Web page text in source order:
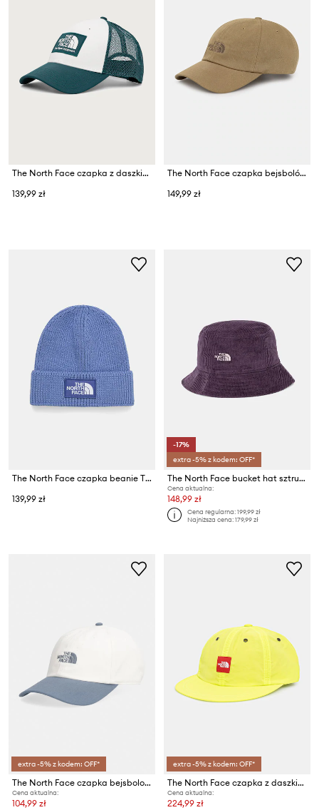
The North Face czapka z daszkiem trucker Mudder Trucker
139,99 zł
The North Face czapka bejsbolówka Norm
149,99 zł
The North Face czapka beanie TNF Logo Box
139,99 zł
-17%
extra -5% z kodem: OFF*
The North Face bucket hat sztruksowy Bucket
Cena aktualna:
148,99 zł
Cena regularna:199,99 zł
Najniższa cena:179,99 zł
extra -5% z kodem: OFF*
The North Face czapka bejsbolowa Roomy Norm Hat
Cena aktualna:
104,99 zł
extra -5% z kodem: OFF*
The North Face czapka z daszkiem Redbox
Cena aktualna:
224,99 zł